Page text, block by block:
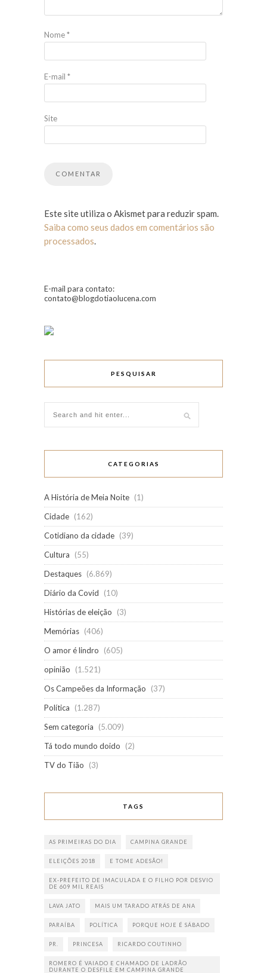
Nome*
E-mail *
Site
Este site utiliza o Akismet para reduzir spam.
Saiba como seus dados em comentários são
processados.
E-mail para contato:
contato@blogdotiaolucena.com
PESQUISAR
CATEGORIAS
A História de Meia Noite (1)
Cidade (162)
Cotidiano da cidade (39)
Cultura
(55)
Destaques (6.869)
Diário da Covid
(10)
Histórias de eleição
(3)
Memórias (406)
O amor é lindro
(605)
opinião
(1.521)
Os Campeões da Informação
(37)
Política
(1.287)
Sem categoria
(5.009)
Tá todo mundo doido
(2)
TV do Tião
(3)
TAGS
AS PRIMEIRAS DO DIA CAMPINA GRANDE
ELEIÇÕES 2018 E TOME ADESÃO!
EX-PREFEITO DE IMACULADA E O FILHO POR DESVIO
DE 609 MIL REAIS
LAVA JATO MAIS UM TARADO ATRÁS DE ANA
PARAÍBA POLÍTICA PORQUE HOJE É SÁBADO
PR. PRINCESA RICARDO COUTINHO
ROMERO É VAIADO E CHAMADO DE LADRÃO
DURANTE O DESFILE EM CAMPINA GRANDE